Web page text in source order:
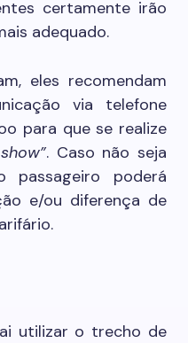
certamente irão
adequado.
eles recomendam
via telefone
para que se realize
. Caso não seja
passageiro poderá
e/ou diferença de
utilizar o trecho de